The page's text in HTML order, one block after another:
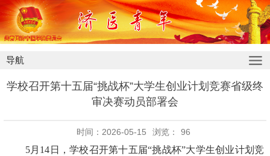
导航
学校召开第十五届“挑战杯”大学生创业计划竞赛省级终
审决赛动员部署会
时间：2026-05-15 浏览： 96
5月14日，学校召开第十五届“挑战杯”大学生创业计划竞